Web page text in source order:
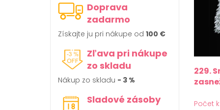
Doprava
zadarmo
Získajte ju pri nákupe od 100 €
Zľava pri nákupe
zo skladu
Nákup zo skladu - 3 %
Sladové zásoby
229.
Počet